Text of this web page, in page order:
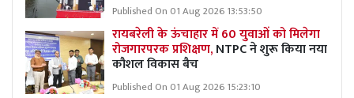
Published On 01 Aug 2026 13:53:50
रायबरेली के ऊंचाहार में 60 युवाओं को मिलेगा
रोजगारपरक प्रशिक्षण,NTPC ने शुरू किया नया
कौशल विकास बैच
Published On 01 Aug 2026 15:23:10